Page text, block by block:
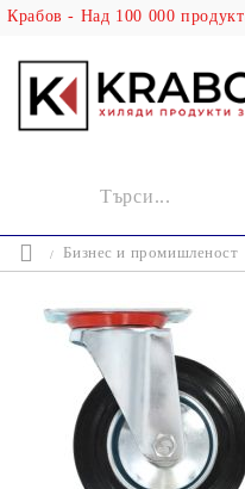
Бизнес и промишленост